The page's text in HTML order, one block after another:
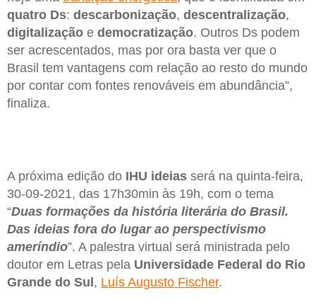
quatro Ds: descarbonização, descentralização,
digitalização e democratização. Outros Ds podem
ser acrescentados, mas por ora basta ver que o
Brasil tem vantagens com relação ao resto do mundo
por contar com fontes renováveis em abundância”,
finaliza.
A próxima edição do IHU ideias será na quinta-feira,
30-09-2021, das 17h30min às 19h, com o tema
“Duas formações da história literária do Brasil.
Das ideias fora do lugar ao perspectivismo
ameríndio”. A palestra virtual será ministrada pelo
doutor em Letras pela Universidade Federal do Rio
Grande do Sul, Luís Augusto Fischer.